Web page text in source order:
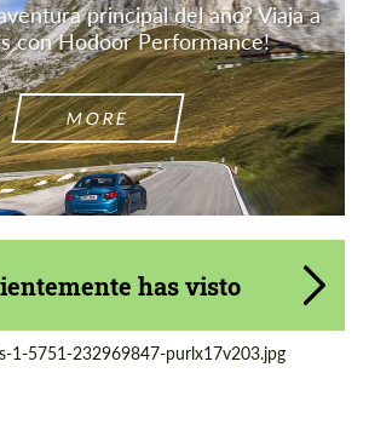
principal del año? Viaja a
con Hodoor Performance!
MORE
has visto